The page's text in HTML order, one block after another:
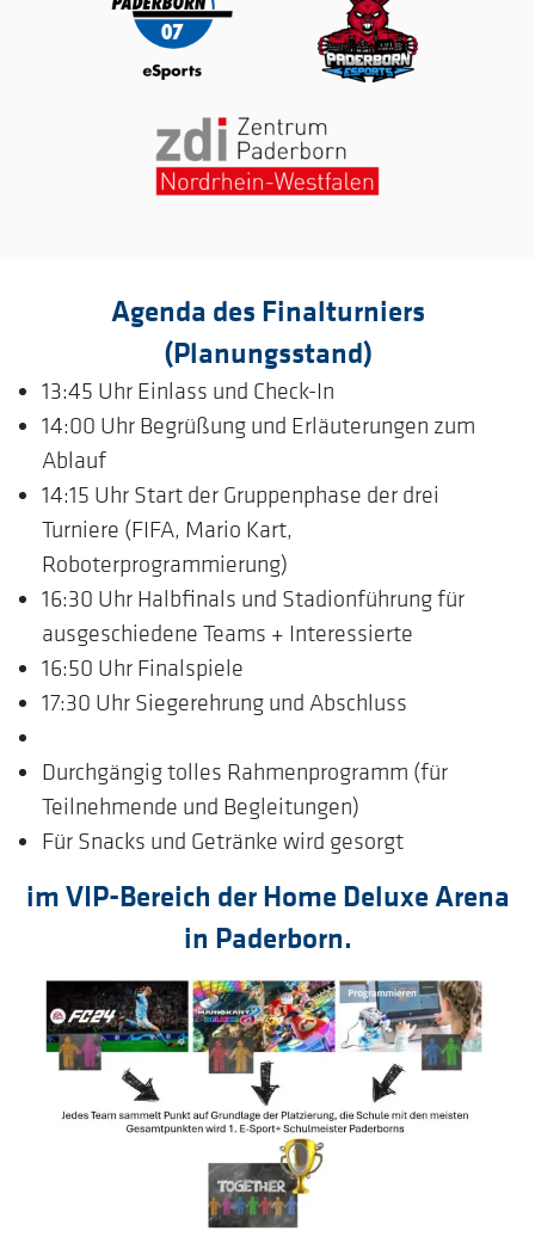
Agenda des Finalturniers
(Planungsstand)
13:45 Uhr Einlass und Check-In
14:00 Uhr Begrüßung und Erläuterungen zum
Ablauf
14:15 Uhr Start der Gruppenphase der drei
Turniere (FIFA, Mario Kart,
Roboterprogrammierung)
16:30 Uhr Halbfinals und Stadionführung für
ausgeschiedene Teams + Interessierte
16:50 Uhr Finalspiele
17:30 Uhr Siegerehrung und Abschluss
Durchgängig tolles Rahmenprogramm (für
Teilnehmende und Begleitungen)
Für Snacks und Getränke wird gesorgt
im VIP-Bereich der Home Deluxe Arena
in Paderborn.